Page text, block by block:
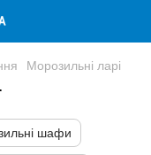
Морозильні ларі
шафи